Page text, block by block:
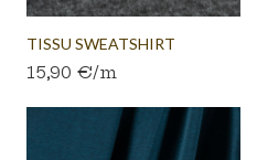
TISSU SWEATSHIRT
BROSSÉ...
15,90 €/m